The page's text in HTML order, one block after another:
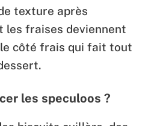
texture après
les fraises deviennent
côté frais qui fait tout
les speculoos ?